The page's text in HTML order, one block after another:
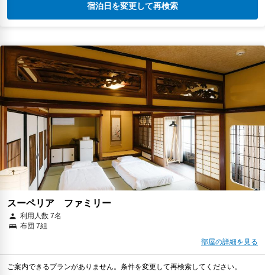
宿泊日を変更して再検索
スーペリア ファミリー
利用人数 7名
布団 7組
部屋の詳細を見る
ご案内できるプランがありません。条件を変更して再検索してください。